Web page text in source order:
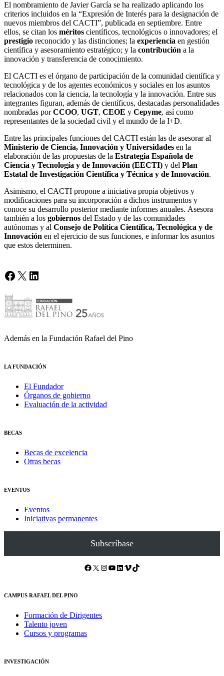
El nombramiento de Javier García se ha realizado aplicando los
criterios incluidos en la “Expresión de Interés para la designación de
nuevos miembros del CACTI”, publicada en septiembre. Entre
ellos, se citan los méritos científicos, tecnológicos o innovadores; el
prestigio reconocido y las distinciones; la experiencia en gestión
científica y asesoramiento estratégico; y la contribución a la
innovación y transferencia de conocimiento.
El CACTI es el órgano de participación de la comunidad científica y
tecnológica y de los agentes económicos y sociales en los asuntos
relacionados con la ciencia, la tecnología y la innovación. Entre sus
integrantes figuran, además de científicos, destacadas personalidades
nombradas porCCOO, UGT, CEOE y Cepyme, así como
representantes de la sociedad civil y el mundo de la I+D.
Entre las principales funciones del CACTI están las de asesorar al
Ministerio de Ciencia, Innovación y Universidades en la
elaboración de las propuestas de la Estrategia Española de
Ciencia y Tecnología y de Innovación (EECTI) y del Plan
Estatal de Investigación Científica y Técnica y de Innovación.
Asimismo, el CACTI propone a iniciativa propia objetivos y
modificaciones para su incorporación a dichos instrumentos y
conoce su desarrollo posterior mediante informes anuales. Asesora
también a los gobiernos del Estado y de las comunidades
autónomas y al Consejo de Política Científica, Tecnológica y de
Innovación en el ejercicio de sus funciones, e informar los asuntos
que estos determinen.
Facebook
X LinkedIn
Además en la Fundación Rafael del Pino
LA FUNDACIÓN
El Fundador
Órganos de gobierno
Evaluación de la actividad
BECAS
Becas de excelencia
Otras becas
EVENTOS
Eventos
Iniciativas permanentes
Subscríbase
Facebook X Instagram YouTube LinkedIn Vimeo TikTok
CAMPUS RAFAEL DEL PINO
Formación de Dirigentes
Talento joven
Cursos y programas
INVESTIGACIÓN